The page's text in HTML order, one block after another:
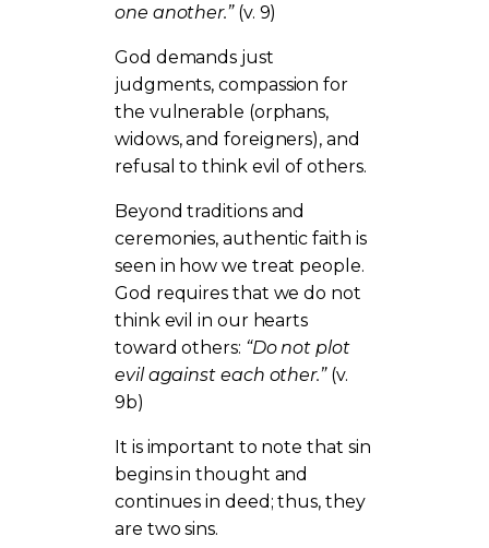
one another.”(v. 9)
God demands just
judgments, compassion for
the vulnerable (orphans,
widows, and foreigners), and
refusal to think evil of others.
Beyond traditions and
ceremonies, authentic faith is
seen in how we treat people.
God requires that we do not
think evil in our hearts
toward others: “Do not plot
evil against each other.”(v.
9b)
It is important to note that sin
begins in thought and
continues in deed; thus, they
are two sins.